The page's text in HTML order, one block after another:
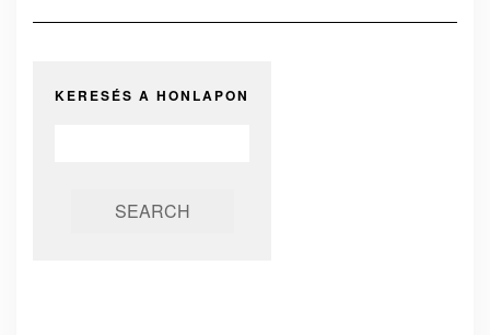
KERESÉS A HONLAPON
SEARCH